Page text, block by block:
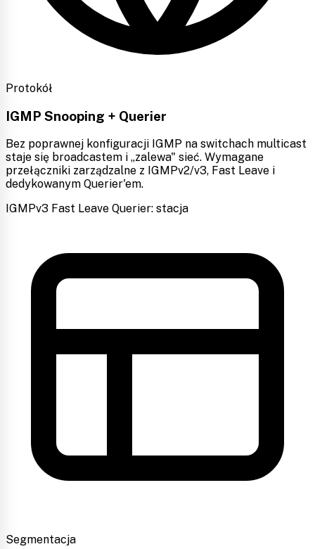
Protokół
IGMP Snooping + Querier
Bez poprawnej konfiguracji IGMP na switchach multicast
staje się broadcastem i „zalewa" sieć. Wymagane
przełączniki zarządzalne z IGMPv2/v3, Fast Leave i
dedykowanym Querier'em.
IGMPv3 Fast Leave Querier: stacja
Segmentacja